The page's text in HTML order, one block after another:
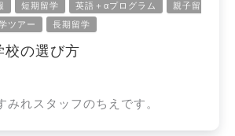
短期留学 英語＋αプログラム
親子留
ツアー 長期留学
校の選び方
みれスタッフのちえです。